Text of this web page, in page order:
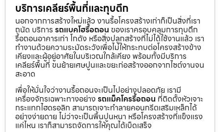
บริการเคลียร์พื้นที่และทุบตึก
นอกจากการสร้างใหม่แล้ว งานรื้อโครงสร้างเก่าก็เป็นสิ่งที่เรา
ถนัด บริการ รถแบคโฮรื้อถอน ของเราครอบคลุมการทุบตึก
รื้อถอนอาคารเก่า โกดัง หรือสิ่งปลูกสร้างที่ไม่ได้ใช้งานแล้ว เรา
ทำงานด้วยความระมัดระวังเพื่อไม่ให้กระทบต่อโครงสร้างข้าง
เคียงและผู้อยู่อาศัยในบริเวณใกล้เคียง พร้อมทั้งมีบริการ
เคลียร์พื้นที่ ขนย้ายเศษปูนและขยะก่อสร้างออกจากไซต์งานจน
สะอาด
เพื่อให้มั่นใจว่างานรื้อถอนจะเป็นไปอย่างปลอดภัย เรามี
เครื่องจักรเฉพาะทางอย่าง รถแม็คโครรื้อถอน ที่ติดตั้งหัวเจาะ
กระแทกไฮดรอลิก สามารถเจาะทำลายคอนกรีตเสริมเหล็กได้
อย่างง่ายดาย ไม่ว่าจะเป็นพื้นปูนหนา หรือโครงสร้างที่แข็งแรง
แค่ไหน เราก็สามารถจัดการให้คุณได้เบ็ดเสร็จ